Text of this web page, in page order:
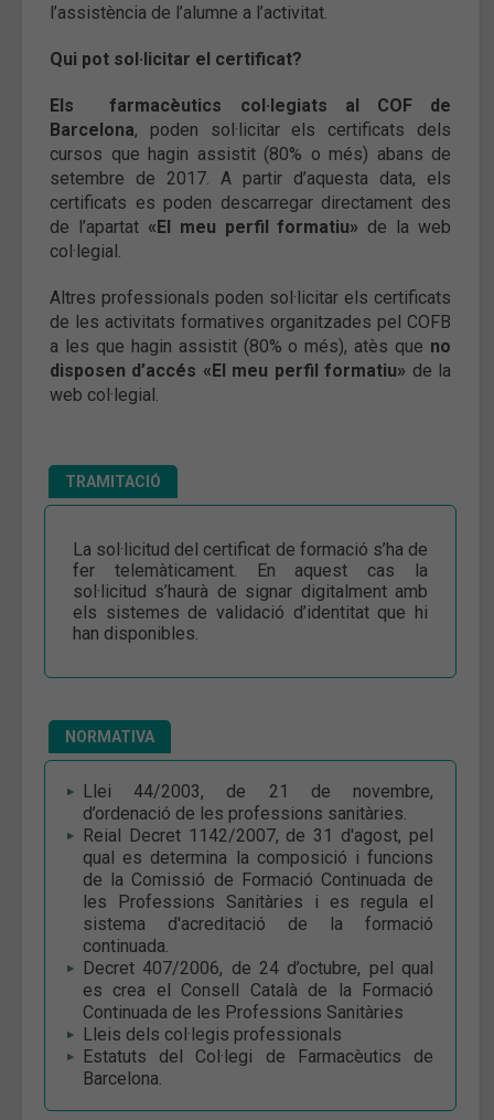
l’assistència de l’alumne a l’activitat.
Qui pot sol·licitar el certificat?
Els farmacèutics col·legiats al COF de
Barcelona, poden sol·licitar els certificats dels
cursos que hagin assistit (80% o més) abans de
setembre de 2017. A partir d’aquesta data, els
certificats es poden descarregar directament des
de l’apartat «El meu perfil formatiu» de la web
col·legial.
Altres professionals poden sol·licitar els certificats
de les activitats formatives organitzades pel COFB
a les que hagin assistit (80% o més), atès que no
disposen d’accés «El meu perfil formatiu» de la
web col·legial.
TRAMITACIÓ
La sol·licitud del certificat de formació s’ha de
fer telemàticament. En aquest cas la
sol·licitud s’haurà de signar digitalment amb
els sistemes de validació d’identitat que hi
han disponibles.
NORMATIVA
Llei 44/2003, de 21 de novembre,
d’ordenació de les professions sanitàries.
Reial Decret 1142/2007, de 31 d'agost, pel
qual es determina la composició i funcions
de la Comissió de Formació Continuada de
les Professions Sanitàries i es regula el
sistema d'acreditació de la formació
continuada.
Decret 407/2006, de 24 d’octubre, pel qual
es crea el Consell Català de la Formació
Continuada de les Professions Sanitàries
Lleis dels col·legis professionals
Estatuts del Col·legi de Farmacèutics de
Barcelona.